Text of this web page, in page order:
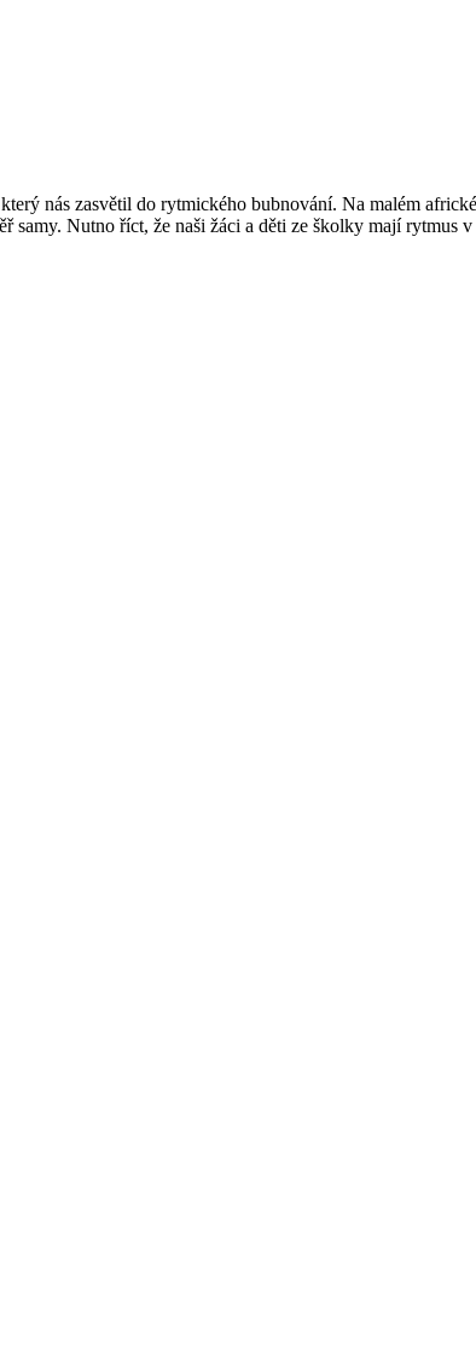
nás zasvětil do rytmického bubnování. Na malém
Nutno říct, že naši žáci a děti ze školky mají rytmus